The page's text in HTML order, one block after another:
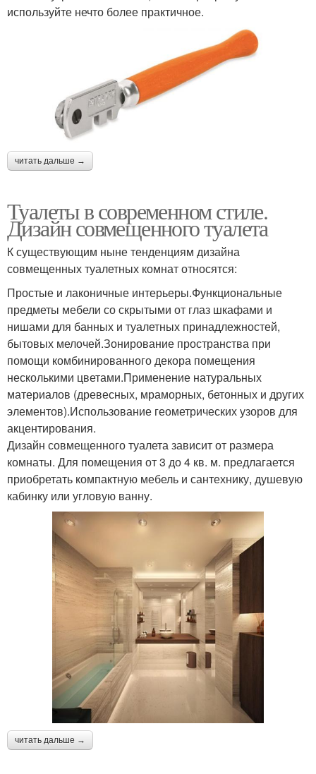
используйте нечто более практичное.
читать дальше →
Туалеты в современном стиле.
Дизайн совмещенного туалета
К существующим ныне тенденциям дизайна
совмещенных туалетных комнат относятся:
Простые и лаконичные интерьеры.Функциональные
предметы мебели со скрытыми от глаз шкафами и
нишами для банных и туалетных принадлежностей,
бытовых мелочей.Зонирование пространства при
помощи комбинированного декора помещения
несколькими цветами.Применение натуральных
материалов (древесных, мраморных, бетонных и других
элементов).Использование геометрических узоров для
акцентирования.
Дизайн совмещенного туалета зависит от размера
комнаты. Для помещения от 3 до 4 кв. м. предлагается
приобретать компактную мебель и сантехнику, душевую
кабинку или угловую ванну.
читать дальше →